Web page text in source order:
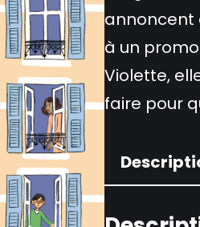
annoncent
à un
Violette,
faire pour